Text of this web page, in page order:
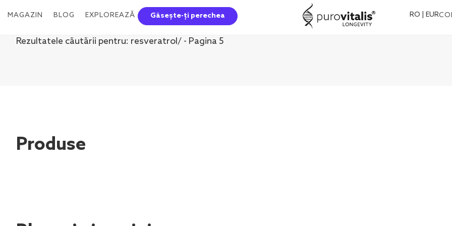
MAGAZIN BLOG EXPLOREAZĂ Găsește-ți perechea RO | EUR
Rezultatele căutării pentru: resveratrol/ - Pagina 5
Produse